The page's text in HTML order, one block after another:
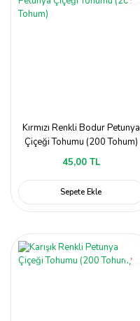
Kırmızı Renkli Bodur Petunya
Çiçeği Tohumu (200 Tohum)
45,00 TL
Sepete Ekle